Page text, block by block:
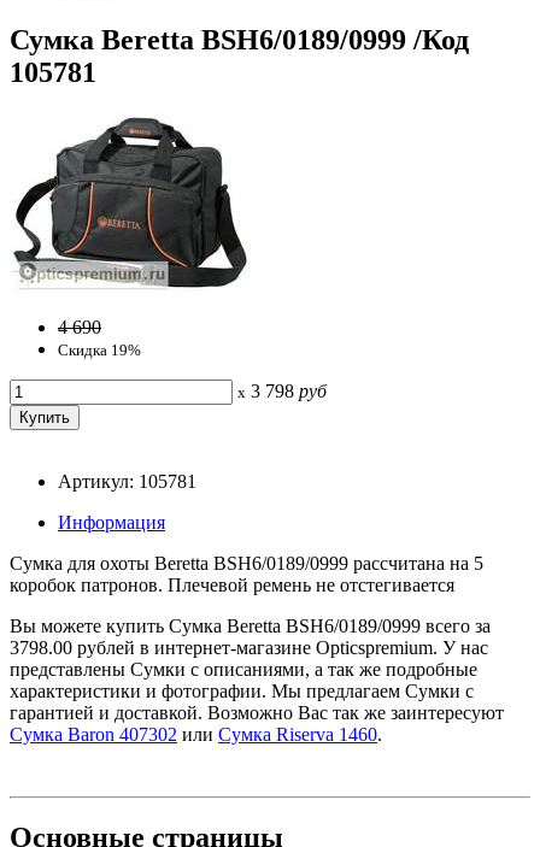
Сумка Beretta BSH6/0189/0999 /Код
105781
4 690
Скидка 19%
x 3 798 руб
Артикул: 105781
Информация
Сумка для охоты Beretta BSH6/0189/0999 рассчитана на 5
коробок патронов. Плечевой ремень не отстегивается
Вы можете купить Сумка Beretta BSH6/0189/0999 всего за
3798.00 рублей в интернет-магазине Opticspremium. У нас
представлены Сумки с описаниями, а так же подробные
характеристики и фотографии. Мы предлагаем Сумки с
гарантией и доставкой. Возможно Вас так же заинтересуют
Сумка Baron 407302 или Сумка Riserva 1460.
Основные страницы